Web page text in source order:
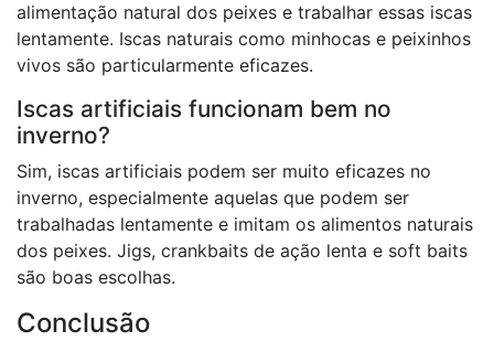
alimentação natural dos peixes e trabalhar essas iscas
lentamente. Iscas naturais como minhocas e peixinhos
vivos são particularmente eficazes.
Iscas artificiais funcionam bem no
inverno?
Sim, iscas artificiais podem ser muito eficazes no
inverno, especialmente aquelas que podem ser
trabalhadas lentamente e imitam os alimentos naturais
dos peixes. Jigs, crankbaits de ação lenta e soft baits
são boas escolhas.
Conclusão